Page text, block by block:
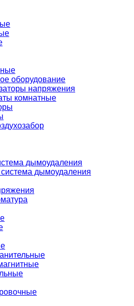
оборудование
напряжения
комнатные
дымоудаления
система дымоудаления